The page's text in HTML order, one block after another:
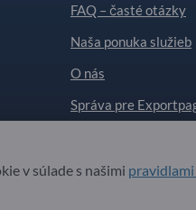
FAQ – časté otázky
Naša ponuka služieb
O nás
Správa pre
v súlade s našimi